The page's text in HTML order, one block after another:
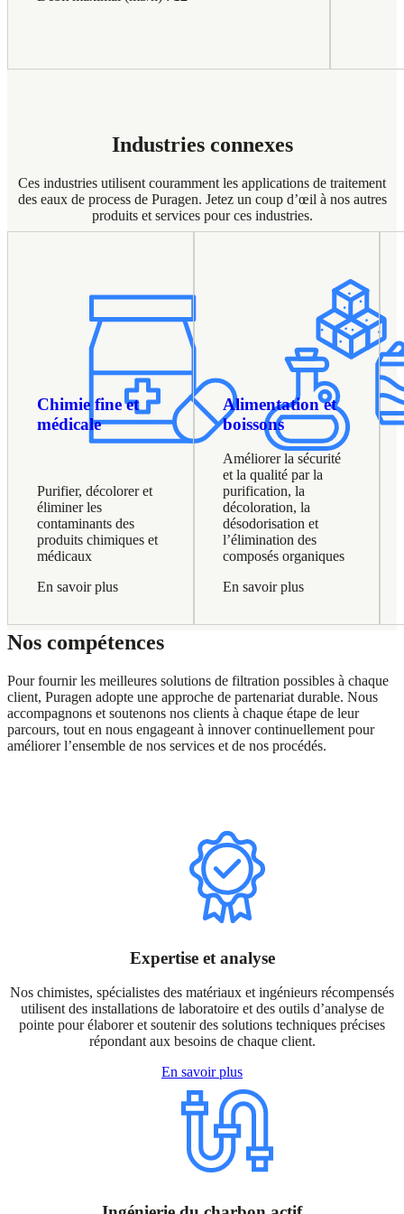
Industries connexes
Ces industries utilisent couramment les applications de traitement
des eaux de process de Puragen. Jetez un coup d’œil à nos autres
produits et services pour ces industries.
Chimie fine et
médicale
Purifier, décolorer et
éliminer les
contaminants des
produits chimiques et
médicaux
En savoir plus
Alimentation et
boissons
Améliorer la sécurité
et la qualité par la
purification, la
décoloration, la
désodorisation et
l’élimination des
composés organiques
En savoir plus
Nos compétences
Pour fournir les meilleures solutions de filtration possibles à chaque
client, Puragen adopte une approche de partenariat durable. Nous
accompagnons et soutenons nos clients à chaque étape de leur
parcours, tout en nous engageant à innover continuellement pour
améliorer l’ensemble de nos services et de nos procédés.
Expertise et analyse
Nos chimistes, spécialistes des matériaux et ingénieurs récompensés
utilisent des installations de laboratoire et des outils d’analyse de
pointe pour élaborer et soutenir des solutions techniques précises
répondant aux besoins de chaque client.
En savoir plus